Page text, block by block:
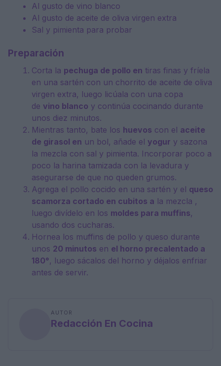
Al gusto de vino blanco
Al gusto de aceite de oliva virgen extra
Sal y pimienta para probar
Preparación
Corta la pechuga de pollo en tiras finas y fríela
en una sartén con un chorrito de aceite de oliva
virgen extra, luego licúala con una copa
de vino blanco y continúa cocinando durante
unos diez minutos.
Mientras tanto, bate los huevos con el aceite
de girasol en un bol, añade el yogur y sazona
la mezcla con sal y pimienta. Incorporar poco a
poco la harina tamizada con la levadura y
asegurarse de que no queden grumos.
Agrega el pollo cocido en una sartén y el queso
scamorza cortado en cubitos a la mezcla ,
luego divídelo en los moldes para muffins,
usando dos cucharas.
Hornea los muffins de pollo y queso durante
unos 20 minutos en el horno precalentado a
180°, luego sácalos del horno y déjalos enfriar
antes de servir.
AUTOR
Redacción En Cocina